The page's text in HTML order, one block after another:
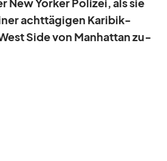
New Yor­ker Po­li­zei, als sie
acht­tä­gi­gen Ka­ri­bik-
Side von Man­hat­tan zu­